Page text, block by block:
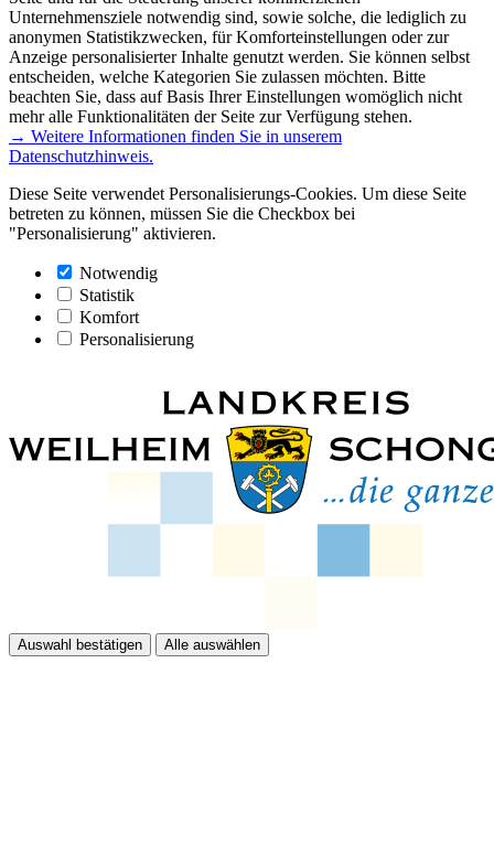
Unternehmensziele notwendig sind, sowie solche, die lediglich zu
anonymen Statistikzwecken, für Komforteinstellungen oder zur
Anzeige personalisierter Inhalte genutzt werden. Sie können selbst
entscheiden, welche Kategorien Sie zulassen möchten. Bitte
beachten Sie, dass auf Basis Ihrer Einstellungen womöglich nicht
mehr alle Funktionalitäten der Seite zur Verfügung stehen.
→ Weitere Informationen finden Sie in unserem
Datenschutzhinweis.
Diese Seite verwendet Personalisierungs-Cookies. Um diese Seite
betreten zu können, müssen Sie die Checkbox bei
"Personalisierung" aktivieren.
Notwendig
Statistik
Komfort
Personalisierung
Auswahl bestätigen Alle auswählen